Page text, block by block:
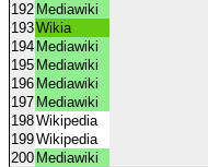
192 Mediawiki
193Wikia
194 Mediawiki
195 Mediawiki
196 Mediawiki
197 Mediawiki
198Wikipedia
199Wikipedia
200 Mediawiki